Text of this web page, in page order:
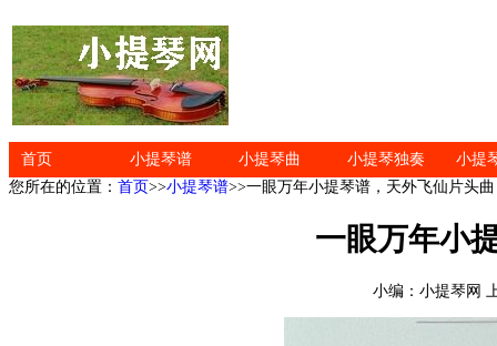
首页 小提琴谱 小提琴曲 小提琴独奏
小提
您所在的位置： 首页>>小提琴谱>>一眼万年小提琴谱，天外飞仙片头曲
一眼万年小
小编：小提琴网